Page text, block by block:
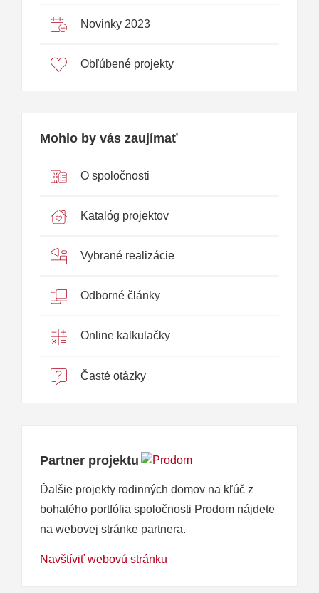
Novinky 2023
Obľúbené projekty
Mohlo by vás zaujímať
O spoločnosti
Katalóg projektov
Vybrané realizácie
Odborné články
Online kalkulačky
Časté otázky
Partner projektu
Ďalšie projekty rodinných domov na kľúč z
bohatého portfólia spoločnosti Prodom nájdete
na webovej stránke partnera.
Navštíviť webovú stránku